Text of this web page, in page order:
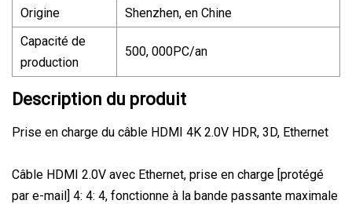
Origine
Shenzhen, en Chine
Capacité de
production
500, 000PC/an
Description du produit
Prise en charge du câble HDMI 4K 2.0V HDR, 3D, Ethernet
Câble HDMI 2.0V avec Ethernet, prise en charge [protégé
par e-mail] 4: 4: 4, fonctionne à la bande passante maximale